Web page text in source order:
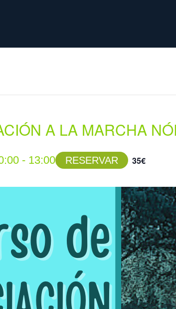
A LA MARCHA
- 13:00 35€
RESERVAR